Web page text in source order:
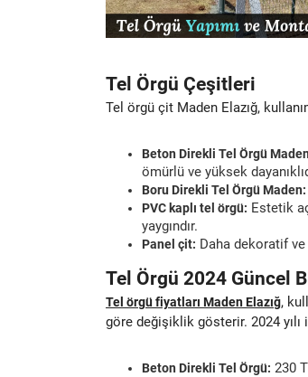
Tel Örgü Çeşitleri
Tel örgü çit Maden Elazığ,
Beton Direkli Tel Örgü
ömürlü ve yüksek
Boru Direkli Tel Örgü Maden:
PVC kaplı tel örgü: Estetik
yaygındır.
Panel çit: Daha dekoratif
Tel Örgü 2024 Güncel
Tel örgü fiyatları Maden Elazığ,
göre değişiklik gösterir. 2024
Beton Direkli Tel Örgü: 230